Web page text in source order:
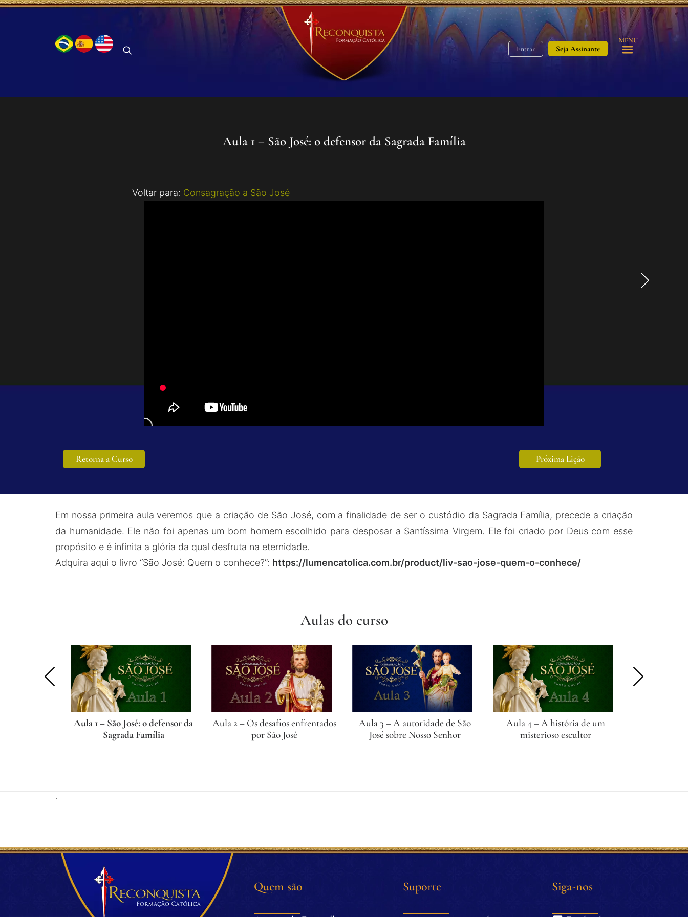
Entrar Seja Assinante
MENU
Aula 1 – São José: o defensor da Sagrada Família
Voltar para: Consagração a São José
Retorna a Curso Próxima Lição
Em nossa primeira aula veremos que a criação de São José, com a finalidade de ser o custódio da Sagrada Família, precede a criação
da humanidade. Ele não foi apenas um bom homem escolhido para desposar a Santíssima Virgem. Ele foi criado por Deus com esse
propósito e é infinita a glória da qual desfruta na eternidade.
Adquira aqui o livro “São José: Quem o conhece?”: https://lumencatolica.com.br/product/liv-sao-jose-quem-o-conhece/
Aulas do curso
Aula 1 – São José: o defensor da
Sagrada Família
Aula 2 – Os desafios enfrentados
por São José
Aula 3 – A autoridade de São
José sobre Nosso Senhor
Aula 4 – A história de um
misterioso escultor
.
Quem são Suporte Siga-nos